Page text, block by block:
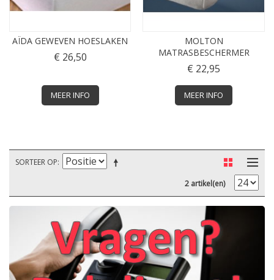
AÏDA GEWEVEN HOESLAKEN
€ 26,50
MEER INFO
MOLTON
MATRASBESCHERMER
€ 22,95
MEER INFO
SORTEER OP
2 artikel(en)